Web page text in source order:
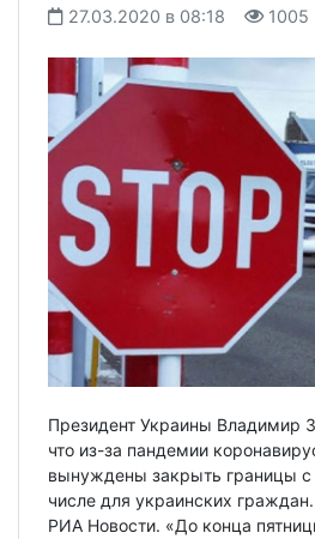
27.03.2020 в 08:18 1005
Президент Украины Владимир
что из-за пандемии
вынуждены закрыть границы с
числе для украинских
РИА Новости. «До конца